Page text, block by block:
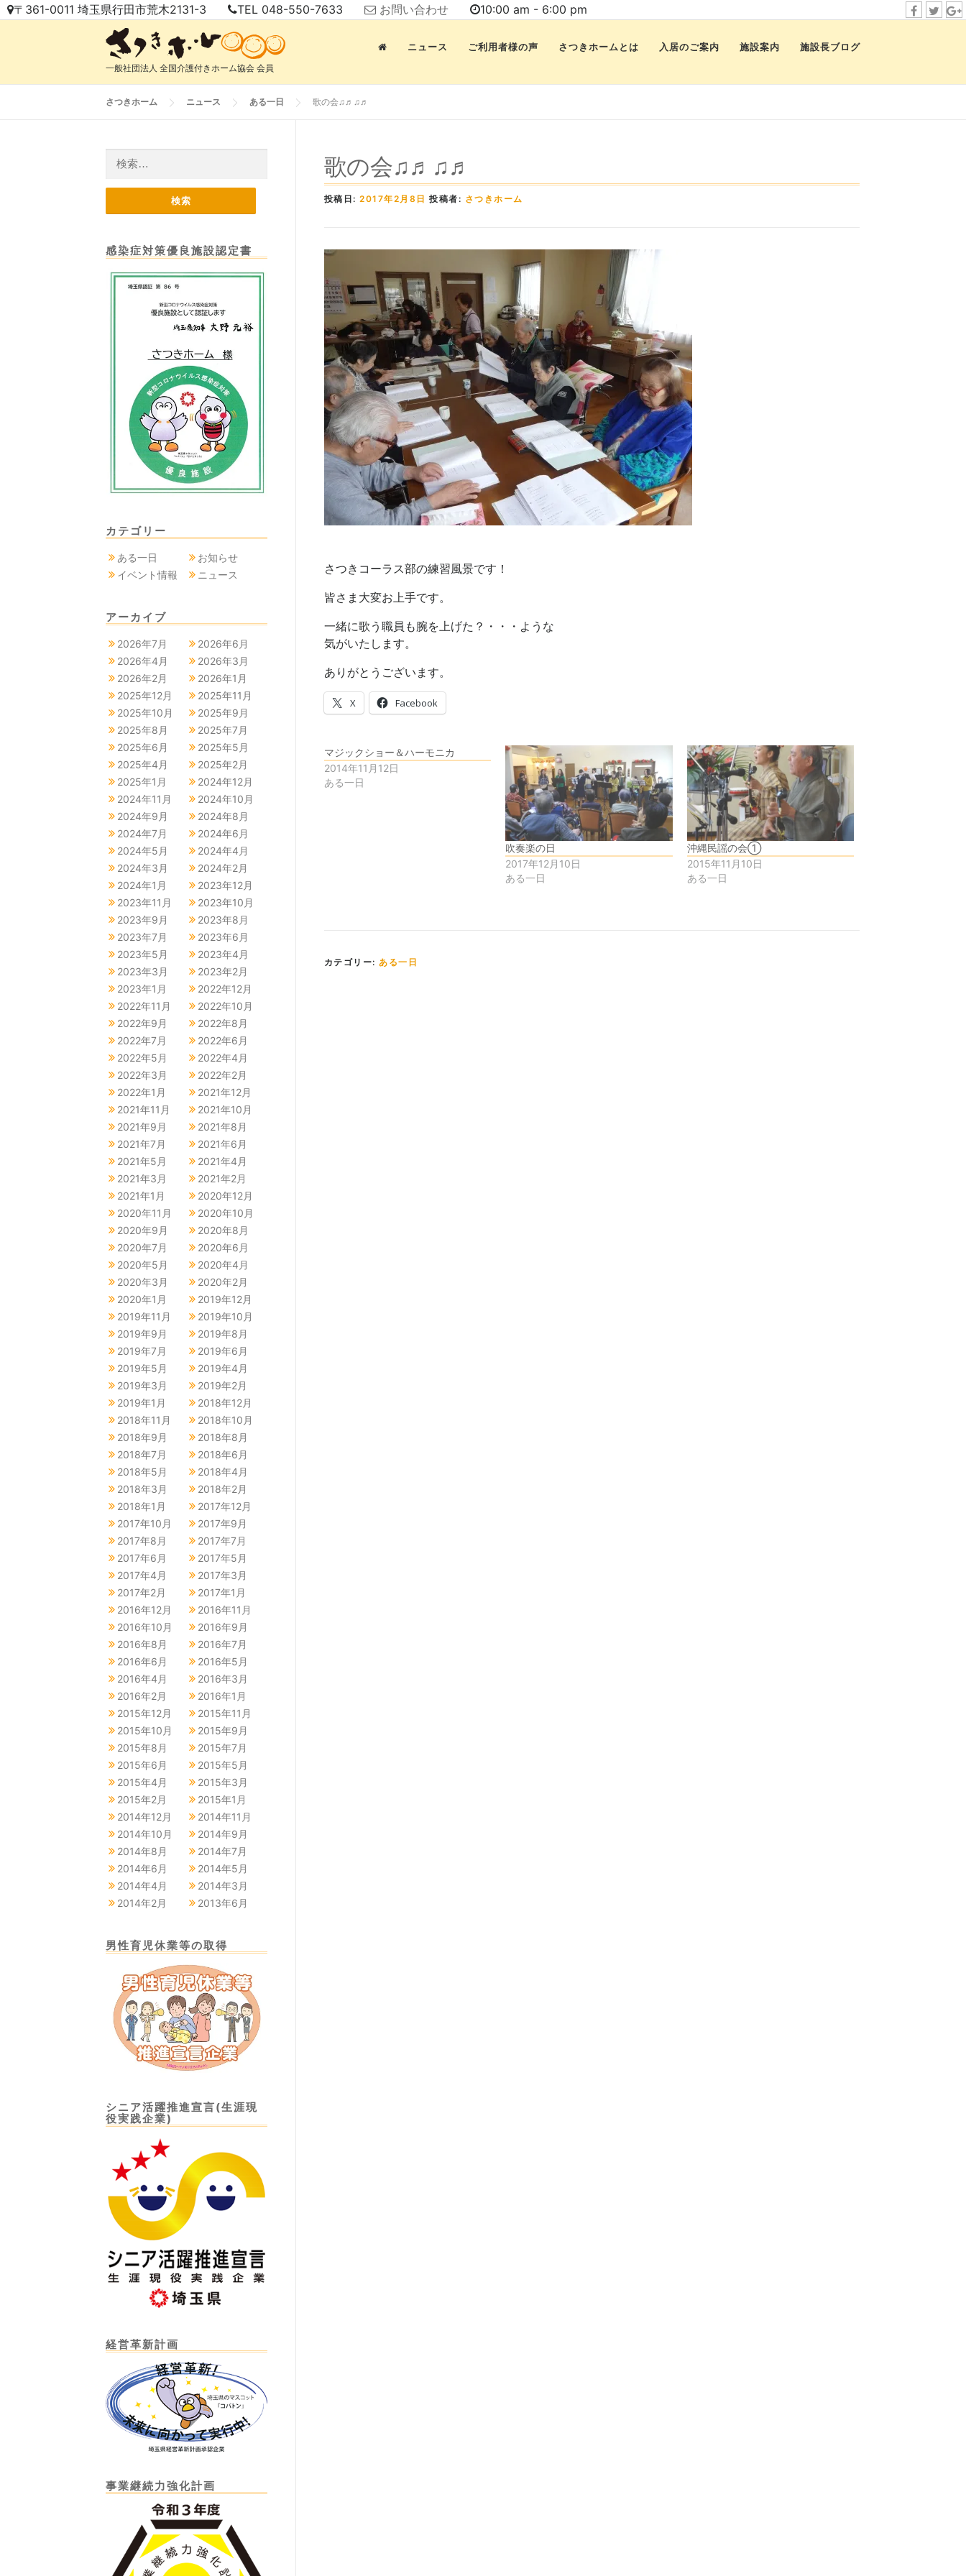
コ 〒361-0011 埼玉県行田市荒木2131-3 TEL 048-550-7633 お問い合わせ
10:00 am - 6:00 pm
e
t
t
一般社団法人 全国介護付きホーム協会 会員
ニュース ご利用者様の声 さつきホームとは 入居のご案内 施設案内 施設長ブログ
さつきホーム ニュース ある一日 歌の会♫♬♫♬
歌の会♫♬♫♬
投稿日:2017年2月8日 投稿者: さつきホーム
さつきコーラス部の練習風景です！
皆さま大変お上手です。
一緒に歌う職員も腕を上げた？・・・ような
気がいたします。
ありがとうございます。
X Facebook
マジックショー＆ハーモニカ
2014年11月12日
ある一日
吹奏楽の日
2017年12月10日
ある一日
沖縄民謡の会①
2015年11月10日
ある一日
カテゴリー: ある一日
感染症対策優良施設認定書
カテゴリー
ある一日
お知らせ
イベント情報
ニュース
アーカイブ
2026年7月
2026年6月
2026年4月
2026年3月
2026年2月
2026年1月
2025年12月
2025年11月
2025年10月
2025年9月
2025年8月
2025年7月
2025年6月
2025年5月
2025年4月
2025年2月
2025年1月
2024年12月
2024年11月
2024年10月
2024年9月
2024年8月
2024年7月
2024年6月
2024年5月
2024年4月
2024年3月
2024年2月
2024年1月
2023年12月
2023年11月
2023年10月
2023年9月
2023年8月
2023年7月
2023年6月
2023年5月
2023年4月
2023年3月
2023年2月
2023年1月
2022年12月
2022年11月
2022年10月
2022年9月
2022年8月
2022年7月
2022年6月
2022年5月
2022年4月
2022年3月
2022年2月
2022年1月
2021年12月
2021年11月
2021年10月
2021年9月
2021年8月
2021年7月
2021年6月
2021年5月
2021年4月
2021年3月
2021年2月
2021年1月
2020年12月
2020年11月
2020年10月
2020年9月
2020年8月
2020年7月
2020年6月
2020年5月
2020年4月
2020年3月
2020年2月
2020年1月
2019年12月
2019年11月
2019年10月
2019年9月
2019年8月
2019年7月
2019年6月
2019年5月
2019年4月
2019年3月
2019年2月
2019年1月
2018年12月
2018年11月
2018年10月
2018年9月
2018年8月
2018年7月
2018年6月
2018年5月
2018年4月
2018年3月
2018年2月
2018年1月
2017年12月
2017年10月
2017年9月
2017年8月
2017年7月
2017年6月
2017年5月
2017年4月
2017年3月
2017年2月
2017年1月
2016年12月
2016年11月
2016年10月
2016年9月
2016年8月
2016年7月
2016年6月
2016年5月
2016年4月
2016年3月
2016年2月
2016年1月
2015年12月
2015年11月
2015年10月
2015年9月
2015年8月
2015年7月
2015年6月
2015年5月
2015年4月
2015年3月
2015年2月
2015年1月
2014年12月
2014年11月
2014年10月
2014年9月
2014年8月
2014年7月
2014年6月
2014年5月
2014年4月
2014年3月
2014年2月
2013年6月
男性育児休業等の取得
シニア活躍推進宣言(生涯現
役実践企業)
経営革新計画
事業継続力強化計画